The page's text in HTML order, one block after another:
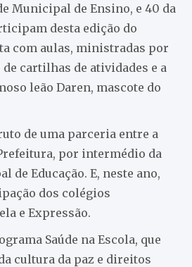
Municipal de Ensino, e 40 da
desta edição do
com aulas, ministradas por
cartilhas de atividades e a
leão Daren, mascote do
de uma parceria entre a
por intermédio da
de Educação. E, neste ano,
dos colégios
e Expressão.
Saúde na Escola, que
cultura da paz e direitos